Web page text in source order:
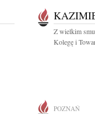
Z wielkim
Kolegę i
POZNAŃ